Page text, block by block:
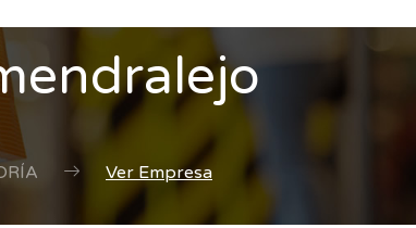
Ver Empresa